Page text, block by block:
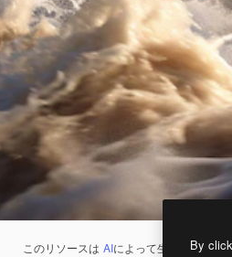
このリソースは AIによって生成されたも
By